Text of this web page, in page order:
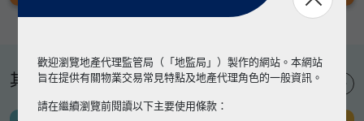
其他專題
歡迎瀏覽地產代理監管局（「地監局」）製作的網站。本網站
旨在提供有關物業交易常見特點及地產代理角色的一般資訊。
請在繼續瀏覽前閱讀以下主要使用條款：